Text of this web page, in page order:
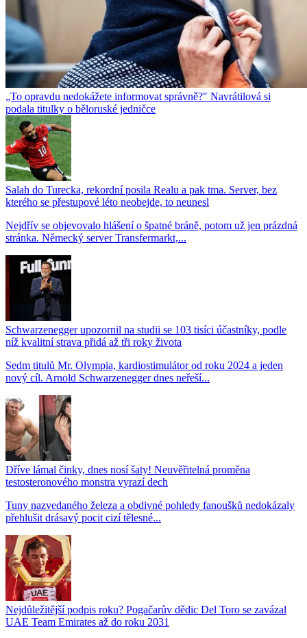
„To opravdu nedokážete informovat správně?" Navrátilová si
podala titulky o běloruské jedničce
Salah do Turecka, rekordní posila Realu a pak tma. Server, bez
kterého se přestupové léto neobejde, to neunesl
Nejdřív se objevovalo hlášení o špatné bráně, potom už jen prázdná
stránka. Německý server Transfermarkt,...
Schwarzenegger upozornil na studii se 103 tisíci účastníky, podle
níž kvalitní strava přidá až tři roky života
Sedm titulů Mr. Olympia, kardiostimulátor od roku 2024 a jeden
nový cíl. Arnold Schwarzenegger dnes neřeší...
Dříve lámal činky, dnes nosí šaty! Neuvěřitelná proměna
testosteronového monstra vyrazí dech
Tuny nazvedaného železa a obdivné pohledy fanoušků nedokázaly
přehlušit drásavý pocit cizí tělesné...
Nejdůležitější podpis roku? Pogačarův dědic Del Toro se zavázal
UAE Team Emirates až do roku 2031